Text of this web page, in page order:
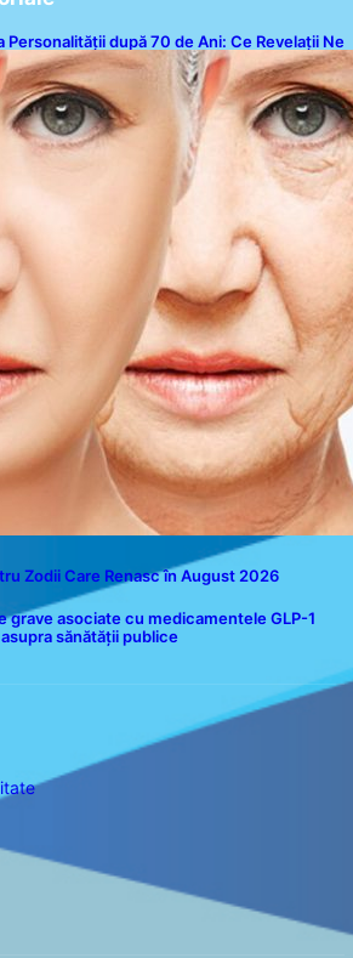
Personalității după 70 de Ani: Ce Revelații Ne
Psihologice
Zodii Care Renasc în August 2026
grave asociate cu medicamentele GLP-1
sănătății publice